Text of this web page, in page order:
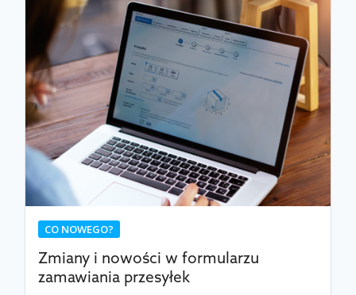
CO NOWEGO?
Zmiany i nowości w formularzu
zamawiania przesyłek